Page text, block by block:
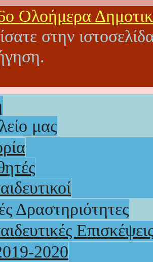
Ολοήμερα
στην
μας
Δραστηριότητες
2020